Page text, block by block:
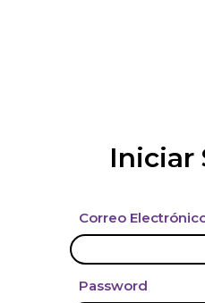
Iniciar
Correo
Password